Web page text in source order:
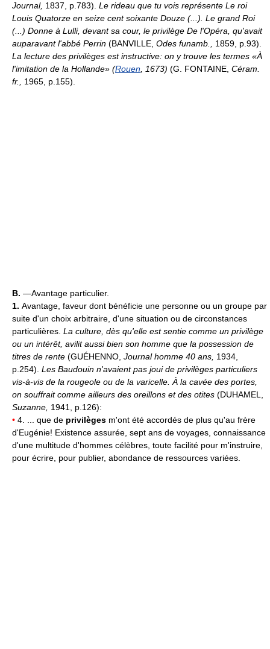
Journal, 1837, p.783). Le rideau que tu vois représente Le roi
Louis Quatorze en seize cent soixante Douze (...). Le grand Roi
(...) Donne à Lulli, devant sa cour, le privilège De l'Opéra, qu'avait
auparavant l'abbé Perrin (BANVILLE, Odes funamb., 1859, p.93).
La lecture des privilèges est instructive: on y trouve les termes «À
l'imitation de la Hollande» (Rouen , 1673) (G. FONTAINE, Céram.
fr., 1965, p.155).
B. —Avantage particulier.
1. Avantage, faveur dont bénéficie une personne ou un groupe par
suite d'un choix arbitraire, d'une situation ou de circonstances
particulières. La culture, dès qu'elle est sentie comme un privilège
ou un intérêt, avilit aussi bien son homme que la possession de
titres de rente (GUÉHENNO, Journal homme 40 ans, 1934,
p.254). Les Baudouin n'avaient pas joui de privilèges particuliers
vis-à-vis de la rougeole ou de la varicelle. À la cavée des portes,
on souffrait comme ailleurs des oreillons et des otites (DUHAMEL,
Suzanne, 1941, p.126):
• 4. ... que de privilèges m'ont été accordés de plus qu'au frère
d'Eugénie! Existence assurée, sept ans de voyages, connaissance
d'une multitude d'hommes célèbres, toute facilité pour m'instruire,
pour écrire, pour publier, abondance de ressources variées.